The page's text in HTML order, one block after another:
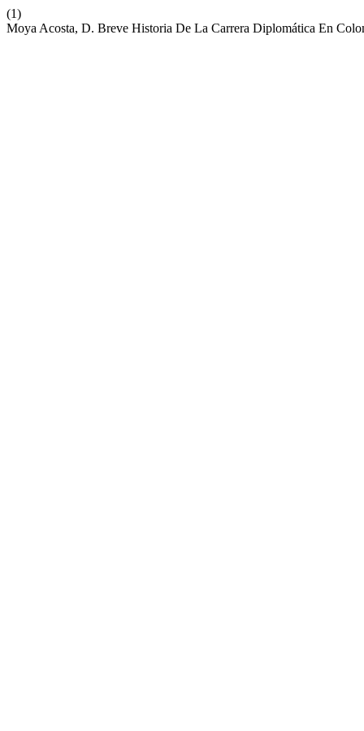
(1)
Moya Acosta, D. Breve Historia De La Carrera Diplomática En